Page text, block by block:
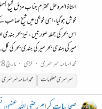
استاذ العروض محترم جناب مزمل شیخ
خوش ہوگیا، اسی خوشی میں شیخ
اس بحر کی جملہ صورتیں ، نیز بحر
میر کی ہندی بحر میر کی ہندی بحر کی
محمد اسامہ سَرسَری
لڑی مارچ 28، 2014
سرسریمعلومات محمد اسامہ سَرسَری